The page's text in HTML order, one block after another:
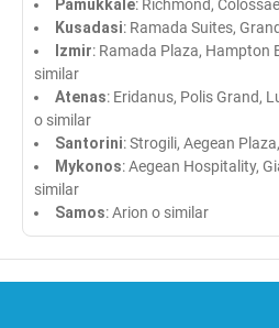
Pamukkale: Richmond,
Kusadasi: Ramada Suites,
Izmir: Ramada Plaza, Hampton
similar
Atenas: Eridanus, Polis Grand,
o similar
Santorini: Strogili, Aegean
Mykonos: Aegean Hospitality,
similar
Samos: Arion o similar